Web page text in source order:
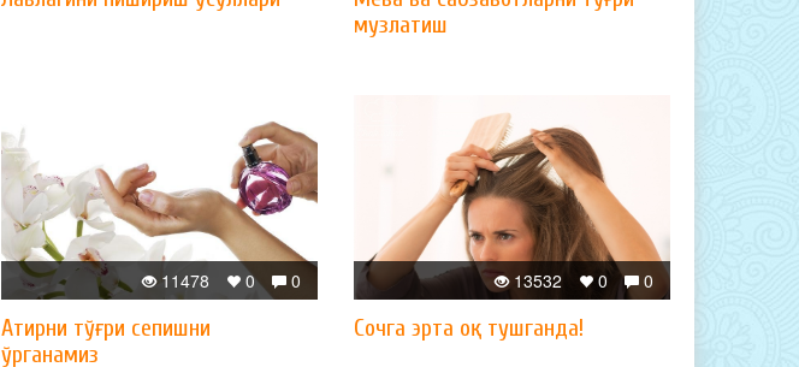
музлатиш
0
0
11478
Атирни тўғри сепишни
ўрганамиз
0
0
13532
Сочга эрта оқ тушганда!